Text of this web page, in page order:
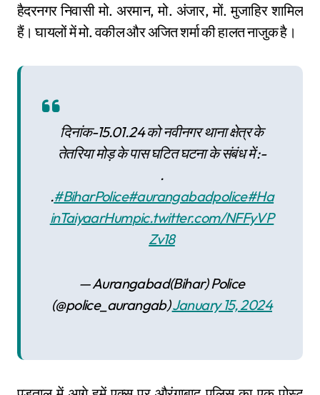
हैदरनगर निवासी मो. अरमान, मो. अंजार, मों. मुजाहिर शामिल
हैं। घायलों में मो. वकील और अजित शर्मा की हालत नाजुक है।
दिनांक-15.01.24 को नवीनगर थाना क्षेत्र के
तेतरिया मोड़ के पास घटित घटना के संबंध में :-
.
.#BiharPolice#aurangabadpolice#Ha
inTaiyaarHumpic.twitter.com/NFFyVP
Zv18
— Aurangabad(Bihar) Police
(@police_aurangab)January 15, 2024